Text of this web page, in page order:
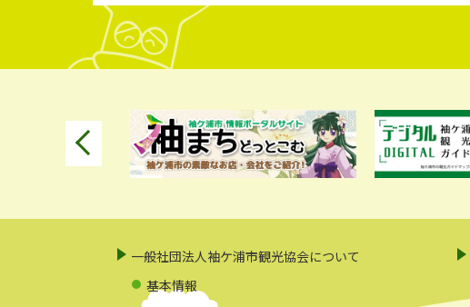
一般社団法人袖ケ浦市観光協会について
基本情報